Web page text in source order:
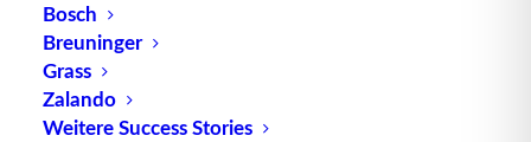
Bosch
Breuninger
Grass
Zalando
Weitere Success Stories